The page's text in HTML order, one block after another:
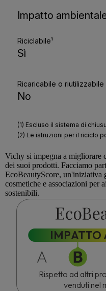
Vichy si impegna a migliorare
dei suoi prodotti. Facciamo
EcoBeautyScore, un'iniziativa
cosmetiche e associazioni per
sostenibili.
IMPATTO
Rispetto ad altri
venduti nel